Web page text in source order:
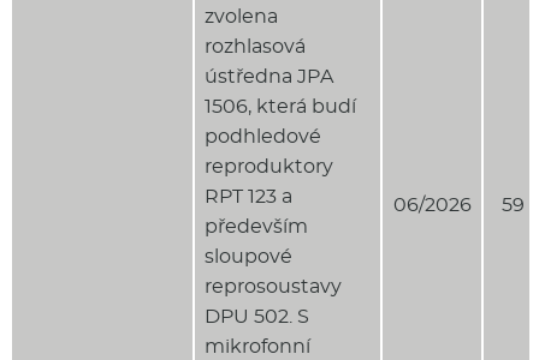
06/2026 59
zvolena
rozhlasová
ústředna JPA
1506, která budí
podhledové
reproduktory
RPT 123 a
především
sloupové
reprosoustavy
DPU 502. S
mikrofonní